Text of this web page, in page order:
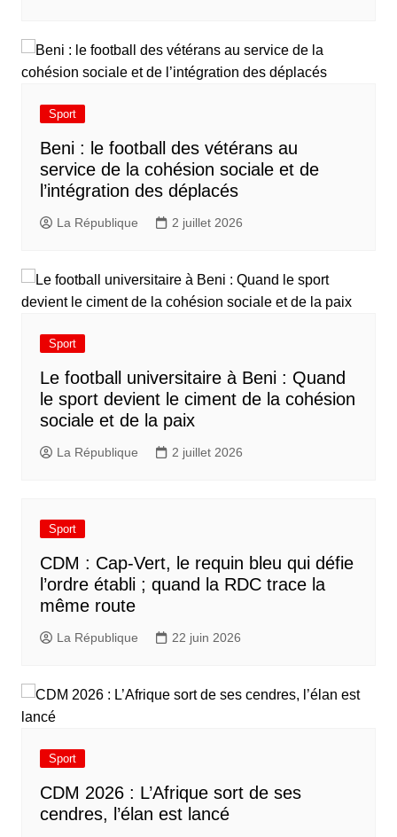
Sport
Beni : le football des vétérans au
service de la cohésion sociale et de
l’intégration des déplacés​
La République 2 juillet 2026
Sport
Le football universitaire à Beni : Quand
le sport devient le ciment de la cohésion
sociale et de la paix
La République 2 juillet 2026
Sport
CDM : Cap-Vert, le requin bleu qui défie
l’ordre établi ; quand la RDC trace la
même route
La République 22 juin 2026
Sport
CDM 2026 : L’Afrique sort de ses
cendres, l’élan est lancé